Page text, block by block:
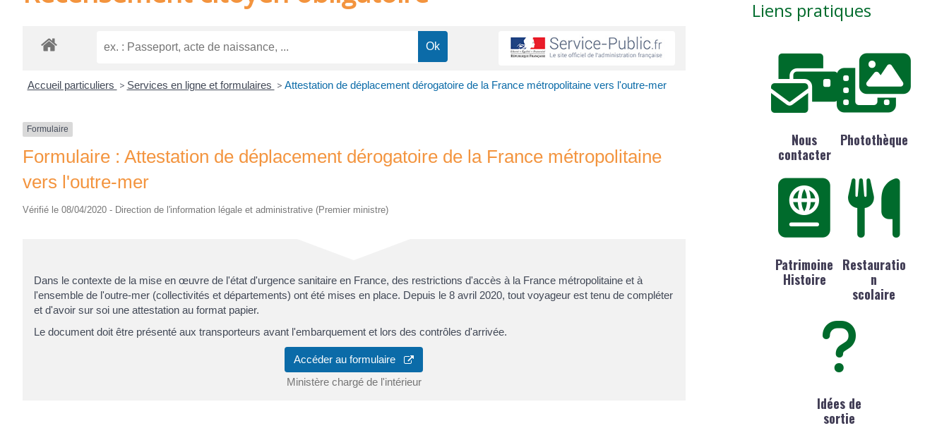
Accueil particuliers > Services en ligne et formulaires > Attestation de déplacement dérogatoire de la France métropolitaine vers l'outre-mer
Formulaire
Formulaire : Attestation de déplacement dérogatoire de la France métropolitaine
vers l'outre-mer
Vérifié le 08/04/2020 - Direction de l'information légale et administrative (Premier ministre)
Dans le contexte de la mise en œuvre de l'état d'urgence sanitaire en France, des restrictions d'accès à la France métropolitaine et à
l'ensemble de l'outre-mer (collectivités et départements) ont été mises en place. Depuis le 8 avril 2020, tout voyageur est tenu de compléter
et d'avoir sur soi une attestation au format papier.
Le document doit être présenté aux transporteurs avant l'embarquement et lors des contrôles d'arrivée.
Accéder au formulaire
Ministère chargé de l'intérieur
Liens pratiques
Nous
contacter
Photothèque
Patrimoine
Histoire
Restauratio
n
scolaire
Idées de
sortie